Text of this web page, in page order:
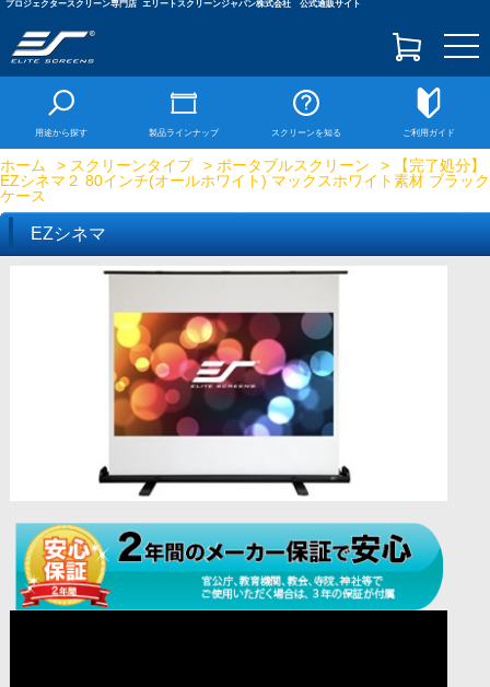
プロジェクタースクリーン専門店 エリートスクリーンジャパン株式会社 公式通販サイト
用途から探す 製品ラインナップ スクリーンを知る ご利用ガイド
ホーム > スクリーンタイプ > ポータブルスクリーン
> 【完了処分】
EZシネマ２ 80インチ(オールホワイト) マックスホワイト素材 ブラック
ケース
EZシネマ